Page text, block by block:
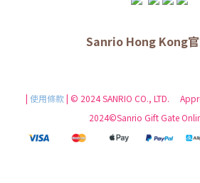
Sanrio Hong Kong
| 使用條款| © 2024 SANRIO CO., LTD.
2024©Sanrio Gift Gate